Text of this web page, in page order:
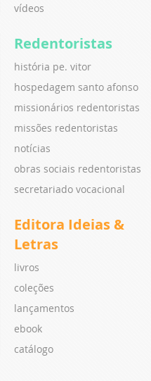
vídeos
Redentoristas
história pe. vitor
hospedagem santo afonso
missionários redentoristas
missões redentoristas
notícias
obras sociais redentoristas
secretariado vocacional
Editora Ideias &
Letras
livros
coleções
lançamentos
ebook
catálogo